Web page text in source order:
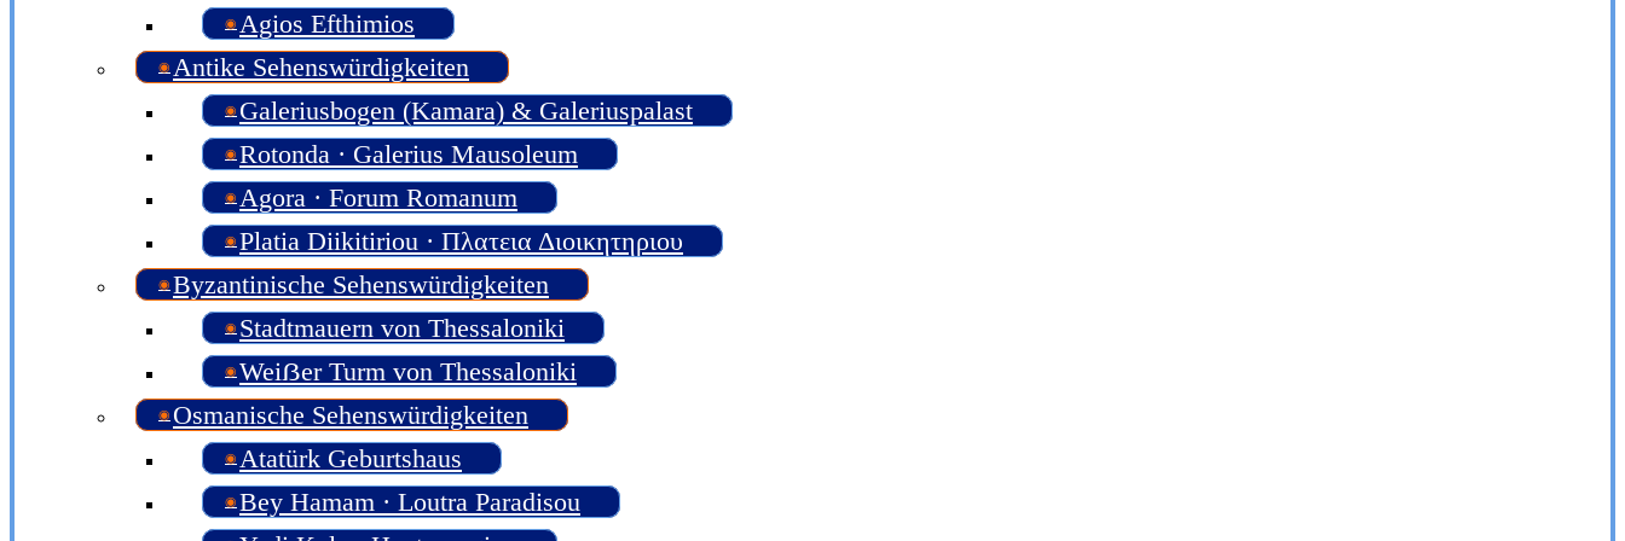
Agios Efthimios
Antike Sehenswürdigkeiten
Galeriusbogen (Kamara) & Galeriuspalast
Rotonda · Galerius Mausoleum
Agora · Forum Romanum
Platia Diikitiriou · Πλατεια Διοικητηριου
Byzantinische Sehenswürdigkeiten
Stadtmauern von Thessaloniki
Weiẞer Turm von Thessaloniki
Osmanische Sehenswürdigkeiten
Atatürk Geburtshaus
Bey Hamam · Loutra Paradisou